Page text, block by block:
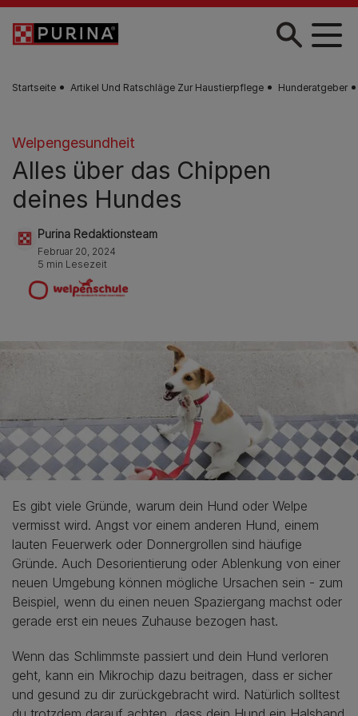
Zum Hauptinhalt springen
Startseite Artikel Und Ratschläge Zur Haustierpflege Hunderatgeber
Welpengesundheit
Alles über das Chippen
deines Hundes
Purina Redaktionsteam
Februar 20, 2024
5 min Lesezeit
Es gibt viele Gründe, warum dein Hund oder Welpe
vermisst wird. Angst vor einem anderen Hund, einem
lauten Feuerwerk oder Donnergrollen sind häufige
Gründe. Auch Desorientierung oder Ablenkung von einer
neuen Umgebung können mögliche Ursachen sein - zum
Beispiel, wenn du einen neuen Spaziergang machst oder
gerade erst ein neues Zuhause bezogen hast.
Wenn das Schlimmste passiert und dein Hund verloren
geht, kann ein Mikrochip dazu beitragen, dass er sicher
und gesund zu dir zurückgebracht wird. Natürlich solltest